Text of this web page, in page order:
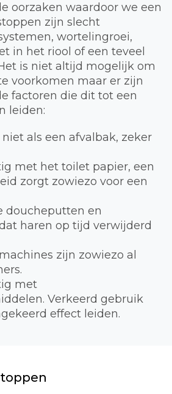
oorzaken waardoor we een
zijn slecht
wortelingroei,
in het riool of een teveel
is niet altijd mogelijk om
voorkomen maar er zijn
factoren die dit tot een
leiden:
als een afvalbak, zeker
met het toilet papier, een
zorgt zowiezo voor een
doucheputten en
haren op tijd verwijderd
zijn zowiezo al
met
Verkeerd gebruik
effect leiden.